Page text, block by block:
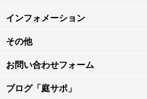
インフォメーション
その他
お問い合わせフォーム
ブログ「庭サポ」